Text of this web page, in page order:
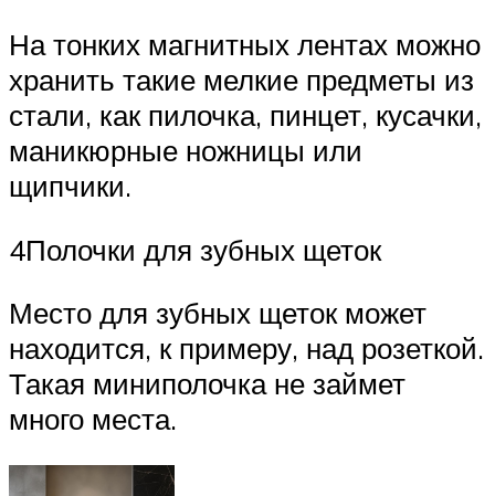
На тонких магнитных лентах можно
хранить такие мелкие предметы из
стали, как пилочка, пинцет, кусачки,
маникюрные ножницы или
щипчики.
4Полочки для зубных щеток
Место для зубных щеток может
находится, к примеру, над розеткой.
Такая миниполочка не займет
много места.